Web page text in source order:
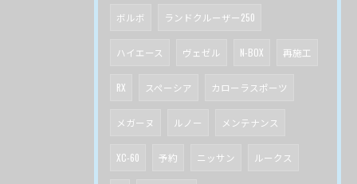
ボルボ ランドクルーザー250
ハイエース ヴェゼル N-BOX 再施工
RX スペーシア カローラスポーツ
メガーヌ ルノー メンテナンス
XC-60 予約 ニッサン ルークス